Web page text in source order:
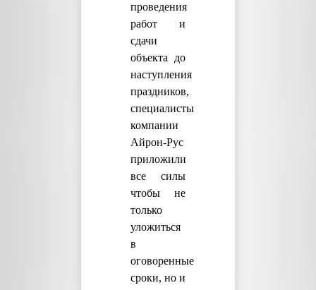
проведения
работ и
сдачи
объекта до
наступления
праздников,
специалисты
компании
Айрон-Рус
приложили
все силы
чтобы не
только
уложиться
в
оговоренные
сроки, но и